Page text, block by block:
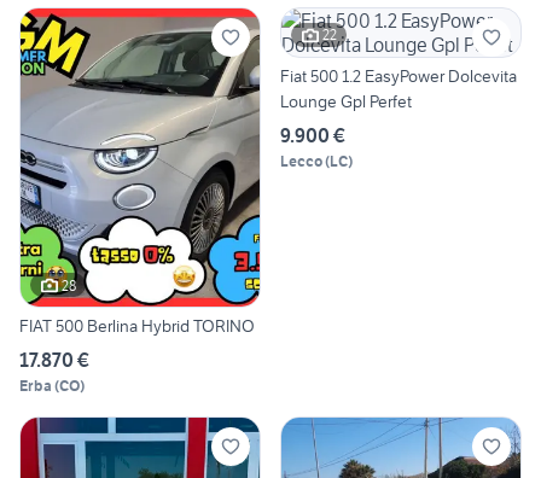
28
FIAT 500 Berlina Hybrid TORINO
17.870 €
Erba (CO)
22
Fiat 500 1.2 EasyPower Dolcevita
Lounge Gpl Perfet
9.900 €
Lecco(LC)